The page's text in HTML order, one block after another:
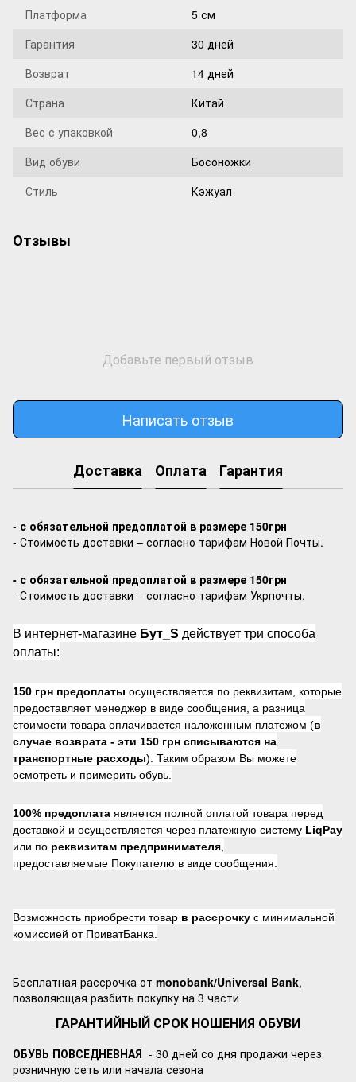
Платформа
5 см
Гарантия
30 дней
Возврат
14 дней
Страна
Китай
Вес с упаковкой
0,8
Вид обуви
Босоножки
Стиль
Кэжуал
Отзывы
Добавьте первый отзыв
Написать отзыв
Доставка Оплата Гарантия
- с обязательной предоплатой в размере 150грн
- Стоимость доставки – согласно тарифам Новой Почты.
- с обязательной предоплатой в размере 150грн
- Стоимость доставки – согласно тарифам Укрпочты.
В интернет-магазине Бут_S действует три способа
оплаты:
150 грн предоплаты осуществляется по реквизитам, которые
предоставляет менеджер в виде сообщения, а разница
стоимости товара оплачивается наложенным платежом (в
случае возврата - эти 150 грн списываются на
транспортные расходы). Таким образом Вы можете
осмотреть и примерить обувь.
100% предоплата является полной оплатой товара перед
доставкой и осуществляется через платежную систему LiqPay
или по реквизитам предпринимателя
предоставляемые Покупателю в виде сообщения.
Возможность приобрести товар в рассрочку с минимальной
комиссией от ПриватБанка.
Бесплатная рассрочка от monobank/Universal Bank,
позволяющая разбить покупку на 3 части
ГАРАНТИЙНЫЙ СРОК НОШЕНИЯ ОБУВИ
ОБУВЬ ПОВСЕДНЕВНАЯ - 30 дней со дня продажи через
розничную сеть или начала сезона